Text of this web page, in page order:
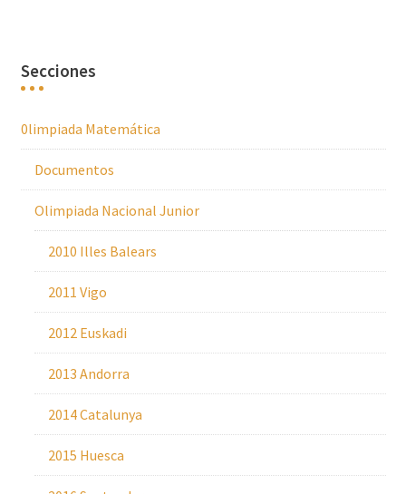
Secciones
0limpiada Matemática
Documentos
Olimpiada Nacional Junior
2010 Illes Balears
2011 Vigo
2012 Euskadi
2013 Andorra
2014 Catalunya
2015 Huesca